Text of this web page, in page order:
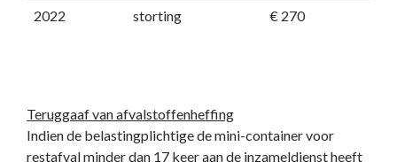
2022 storting € 270
Teruggaaf van afvalstoffenheffing
Indien de belastingplichtige de mini-container voor
restafval minder dan 17 keer aan de inzameldienst heeft